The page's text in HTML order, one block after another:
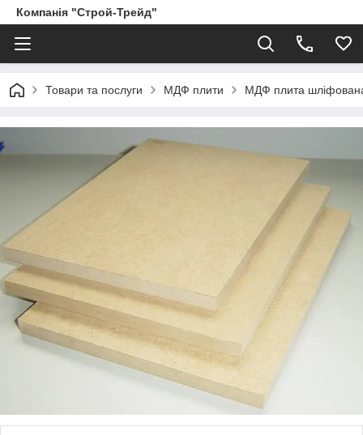
Компанія "Строй-Трейд"
Товари та послуги МДФ плити МДФ плита